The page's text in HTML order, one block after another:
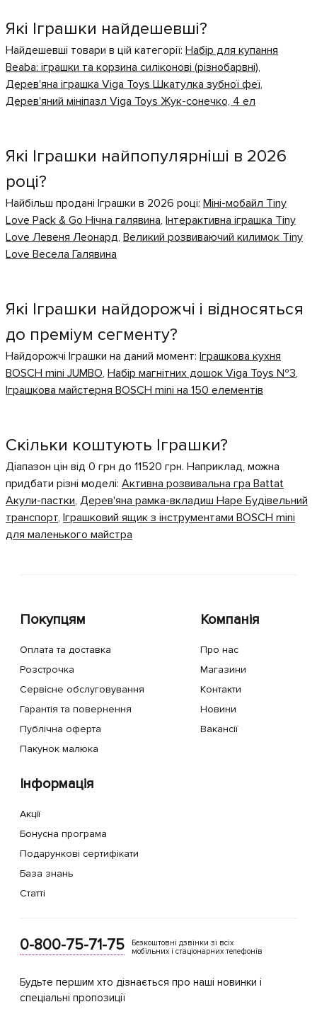
Які Іграшки найдешевші?
Найдешевші товари в цій категорії: Набір для купання
Beaba: іграшки та корзина силіконові (різнобарвні),
Дерев'яна іграшка Viga Toys Шкатулка зубної феї,
Дерев'яний мініпазл Viga Toys Жук-сонечко, 4 ел
Які Іграшки найпопулярніші в 2026
році?
Найбільш продані Іграшки в 2026 році: Міні-мобайл Tiny
Love Pack & Go Нічна галявина, Інтерактивна іграшка Tiny
Love Левеня Леонард, Великий розвиваючий килимок Tiny
Love Весела Галявина
Які Іграшки найдорожчі і відносяться
до преміум сегменту?
Найдорожчі Іграшки на даний момент: Іграшкова кухня
BOSCH mini JUMBO, Набір магнітних дошок Viga Toys №3,
Іграшкова майстерня BOSCH mini на 150 елементів
Скільки коштують Іграшки?
Діапазон цін від 0 грн до 11520 грн. Наприклад, можна
придбати різні моделі: Активна розвивальна гра Battat
Акули-пастки, Дерев'яна рамка-вкладиш Hape Будівельний
транспорт, Іграшковий ящик з інструментами BOSCH mini
для маленького майстра
Покупцям
Оплата та доставка
Розстрочка
Сервісне обслуговування
Гарантія та повернення
Публічна оферта
Пакунок малюка
Компанія
Про нас
Магазини
Контакти
Новини
Вакансії
Інформація
Акції
Бонусна програма
Подарункові сертифікати
База знань
Статті
0-800-75-71-75
Безкоштовні дзвінки зі всіх
мобільних і стаціонарних телефонів
Будьте першим хто дізнається про наші новинки і
спеціальні пропозиції